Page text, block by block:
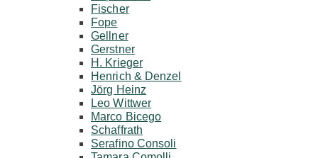
Fischer
Fope
Gellner
Gerstner
H. Krieger
Henrich & Denzel
Jörg Heinz
Leo Wittwer
Marco Bicego
Schaffrath
Serafino Consoli